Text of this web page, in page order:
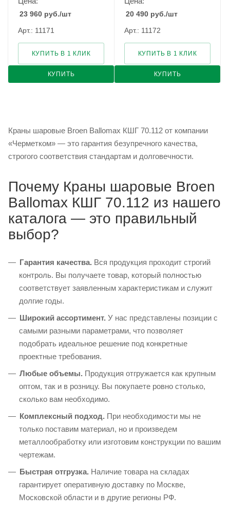
23 960 руб./шт
Арт.: 11171
КУПИТЬ
КУПИТЬ В 1 КЛИК
20 490 руб./шт
Арт.: 11172
КУПИТЬ
КУПИТЬ В 1 КЛИК
Краны шаровые Broen Ballomax КШГ 70.112 от компании
«Черметком» — это гарантия безупречного качества,
строгого соответствия стандартам и долговечности.
Почему Краны шаровые Broen
Ballomax КШГ 70.112 из нашего
каталога — это правильный
выбор?
Гарантия качества. Вся продукция проходит строгий
контроль. Вы получаете товар, который полностью
соответствует заявленным характеристикам и служит
долгие годы.
Широкий ассортимент. У нас представлены позиции с
самыми разными параметрами, что позволяет
подобрать идеальное решение под конкретные
проектные требования.
Любые объемы. Продукция отгружается как крупным
оптом, так и в розницу. Вы покупаете ровно столько,
сколько вам необходимо.
Комплексный подход. При необходимости мы не
только поставим материал, но и произведем
металлообработку или изготовим конструкции по вашим
чертежам.
Быстрая отгрузка. Наличие товара на складах
гарантирует оперативную доставку по Москве,
Московской области и в другие регионы РФ.